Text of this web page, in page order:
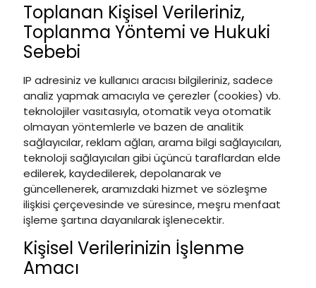
Toplanan Kişisel Verileriniz,
Toplanma Yöntemi ve Hukuki
Sebebi
IP adresiniz ve kullanıcı aracısı bilgileriniz, sadece
analiz yapmak amacıyla ve çerezler (cookies) vb.
teknolojiler vasıtasıyla, otomatik veya otomatik
olmayan yöntemlerle ve bazen de analitik
sağlayıcılar, reklam ağları, arama bilgi sağlayıcıları,
teknoloji sağlayıcıları gibi üçüncü taraflardan elde
edilerek, kaydedilerek, depolanarak ve
güncellenerek, aramızdaki hizmet ve sözleşme
ilişkisi çerçevesinde ve süresince, meşru menfaat
işleme şartına dayanılarak işlenecektir.
Kişisel Verilerinizin İşlenme
Amacı